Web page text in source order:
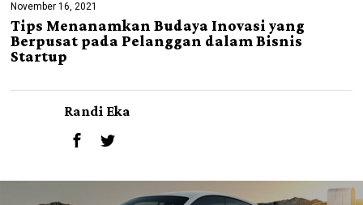
November 16, 2021
Tips Menanamkan Budaya Inovasi yang
Berpusat pada Pelanggan dalam Bisnis
Startup
Randi Eka